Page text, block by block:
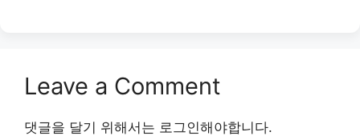
Leave a Comment
댓글을 달기 위해서는 로그인해야합니다.